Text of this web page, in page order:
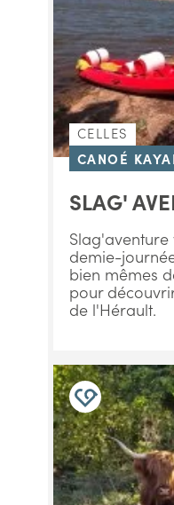
CELLES
CANOÉ
SLAG'
demie-
bien mêmes
pour
de l'Hérault.